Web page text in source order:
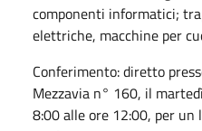
componenti informatici;
elettriche, macchine per
Conferimento: diretto
Mezzavia n° 160, il
8:00 alle ore 12:00, per un